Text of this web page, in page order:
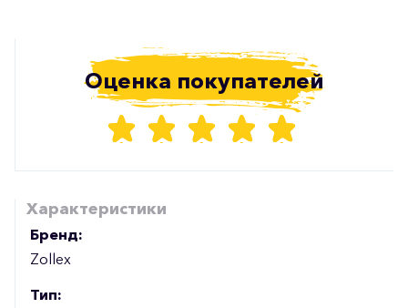
Оценка покупателей
Характеристики
Бренд:
Zollex
Тип: